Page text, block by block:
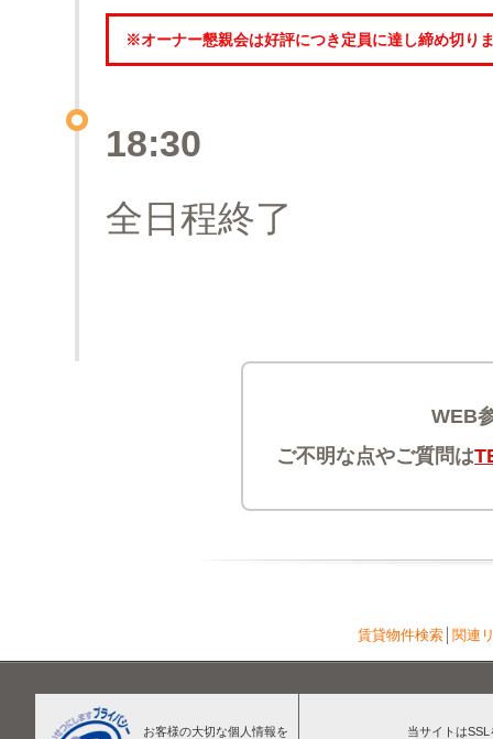
※オーナー懇親会は好評につき定員に達し締め切り
18:30
全日程終了
WEB
ご不明な点やご質問は
賃貸物件検索│ 関連
お客様の大切な個人情報を
当サイトは